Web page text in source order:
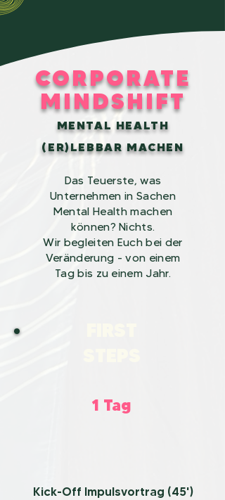
CORPORATE
MINDSHIFT
MENTAL HEALTH
(ER)LEBBAR MACHEN
Das Teuerste, was
Unternehmen in Sachen
Mental Health machen
können? Nichts.
Wir begleiten Euch bei der
Veränderung - von einem
Tag bis zu einem Jahr.
1 Tag
Kick-Off Impulsvortrag (45')